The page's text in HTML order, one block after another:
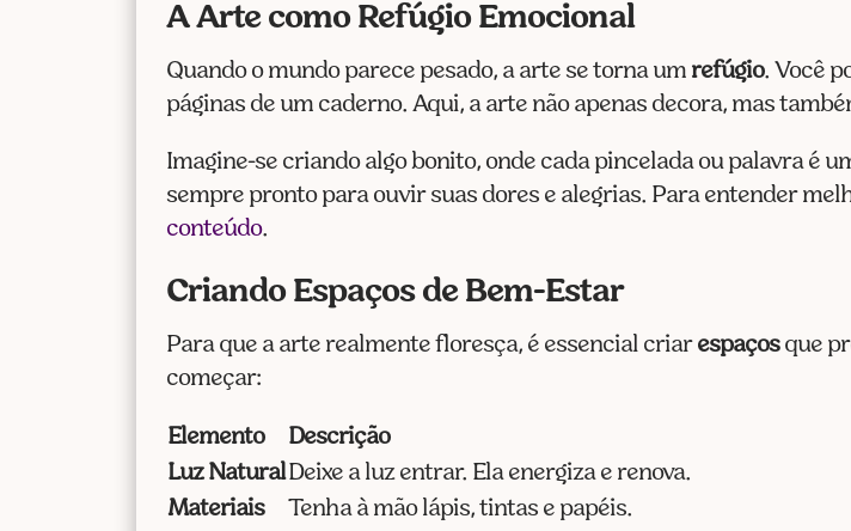
A Arte como Refúgio Emocional
Quando o mundo parece pesado, a arte se torna um refúgio. Você
páginas de um caderno. Aqui, a arte não apenas decora, mas
Imagine-se criando algo bonito, onde cada pincelada ou palavra é
sempre pronto para ouvir suas dores e alegrias. Para entender
conteúdo.
Criando Espaços de Bem-Estar
Para que a arte realmente floresça, é essencial criar espaçosque
começar:
Elemento
Descrição
Luz NaturalDeixe a luz entrar. Ela energiza e renova.
Materiais
Tenha à mão lápis, tintas e papéis.